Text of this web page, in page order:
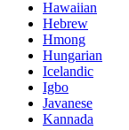
Hawaiian
Hebrew
Hmong
Hungarian
Icelandic
Igbo
Javanese
Kannada